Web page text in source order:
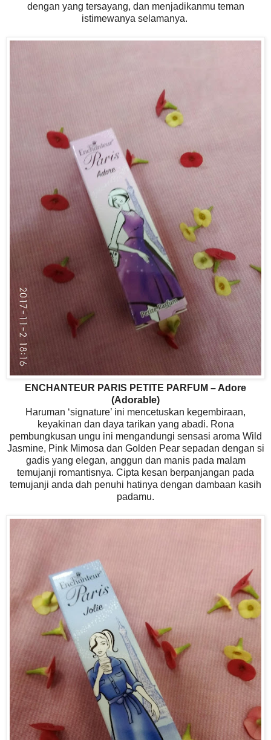
dengan yang tersayang, dan menjadikanmu teman
istimewanya selamanya.
ENCHANTEUR PARIS PETITE PARFUM – Adore
(Adorable)
Haruman ‘signature’ ini mencetuskan kegembiraan,
keyakinan dan daya tarikan yang abadi. Rona
pembungkusan ungu ini mengandungi sensasi aroma Wild
Jasmine, Pink Mimosa dan Golden Pear sepadan dengan si
gadis yang elegan, anggun dan manis pada malam
temujanji romantisnya. Cipta kesan berpanjangan pada
temujanji anda dah penuhi hatinya dengan dambaan kasih
padamu.